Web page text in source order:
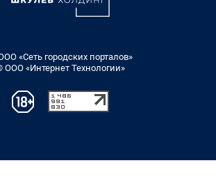
«Сеть городских порталов»
ООО «Интернет Технологии»